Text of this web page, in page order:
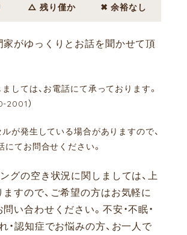
△ 残り僅か ✖ 余裕なし
家がゆっくりとお話を聞かせて頂
しては、お電話にて承っております。
2001）
が発生している場合がありますので、
にてお問合せください。
グの空き状況に関しましては、上
すので、ご希望の方はお気軽に
い合わせください。 不安・不眠・
・認知症でお悩みの方、お一人で